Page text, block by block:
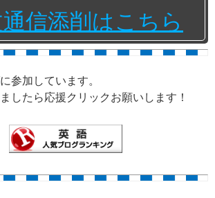
信添削はこちら
参加しています。
したら応援クリックお願いします！